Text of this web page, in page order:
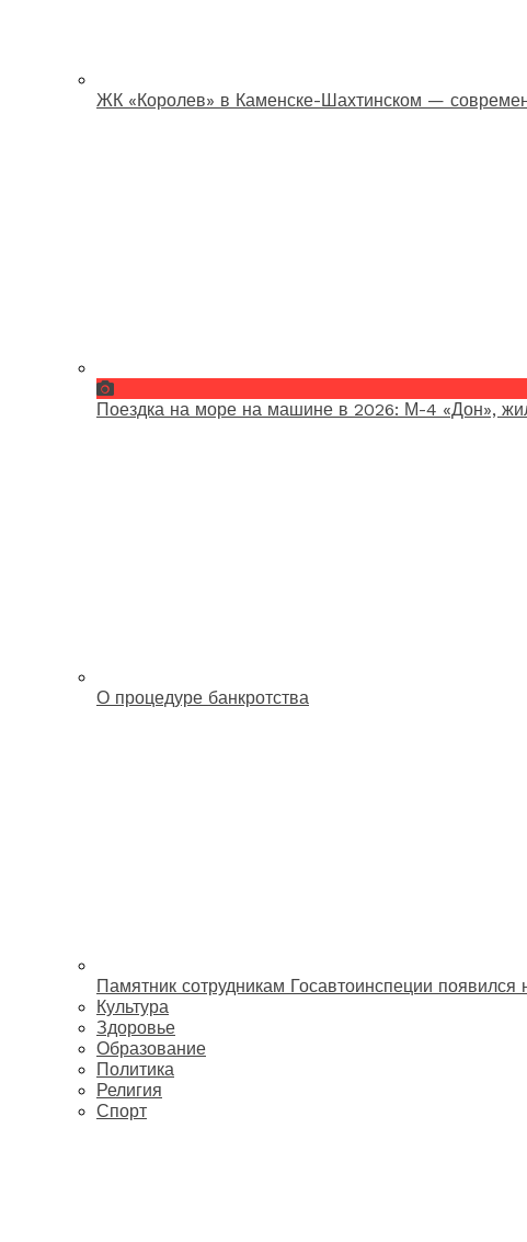
ЖК «Королев» в Каменске-Шахтинском —
Поездка на море на машине в 2026: М-4 «Дон»,
О процедуре банкротства
Памятник сотрудникам Госавтоинспеции
Культура
Здоровье
Образование
Политика
Религия
Спорт